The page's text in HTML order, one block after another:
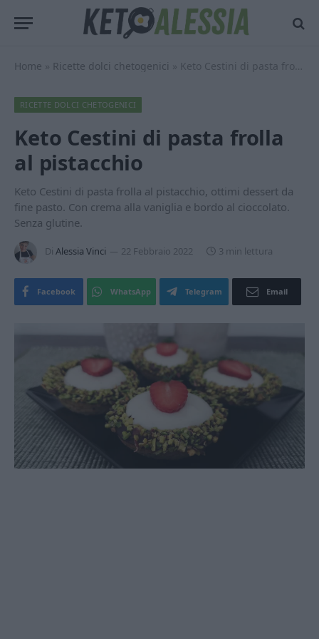
Home » Ricette dolci chetogenici » Keto Cestini di pasta frolla al pistacchio
RICETTE DOLCI CHETOGENICI
Keto Cestini di pasta frolla
al pistacchio
Keto Cestini di pasta frolla al pistacchio, ottimi dessert da
fine pasto. Con crema alla vaniglia e bordo al cioccolato.
Senza glutine.
Di Alessia Vinci 22 Febbraio 2022 3 min lettura
Facebook WhatsApp Telegram Email